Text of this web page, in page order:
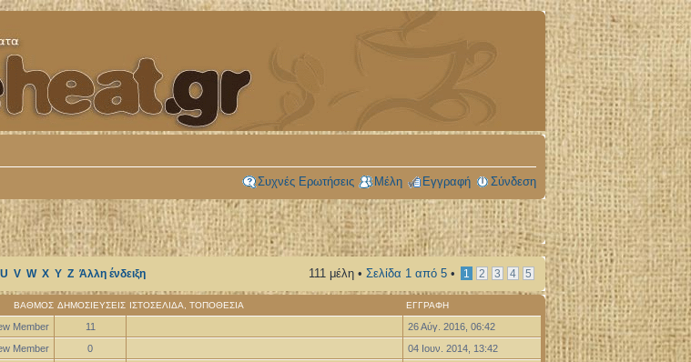
Συχνές Ερωτήσεις Μέλη Εγγραφή Σύνδεση
U V W X Y Z Άλλη ένδειξη 111 μέλη • Σελίδα 1 από 5 • 1 2 3 4 5
ΒΑΘΜΌΣ ΔΗΜΟΣΙΕΎΣΕΙΣ ΙΣΤΟΣΕΛΊΔΑ ΤΟΠΟΘΕΣΊΑ ΕΓΓΡΑΦΉ
Member 11
26 Αύγ. 2016, 06:42
Member
0
04 Ιουν. 2014, 13:42